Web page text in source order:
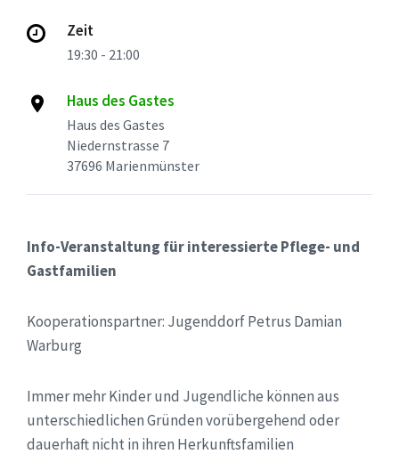
Zeit
19:30 - 21:00
Haus des Gastes
Haus des Gastes
Niedernstrasse 7
37696 Marienmünster
Info-Veranstaltung für interessierte Pflege- und
Gastfamilien
Kooperationspartner: Jugenddorf Petrus Damian
Warburg
Immer mehr Kinder und Jugendliche können aus
unterschiedlichen Gründen vorübergehend oder
dauerhaft nicht in ihren Herkunftsfamilien